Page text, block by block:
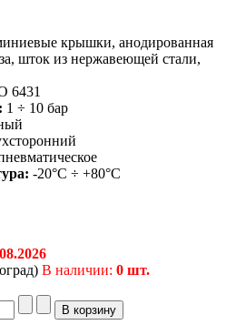
крышки, анодированная
шток из нержавеющей стали,
6431
1 ÷ 10 бар
-20°C ÷ +80°C
В наличии: 0 шт.